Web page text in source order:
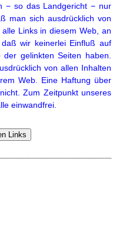
− so das Landgericht − nur
man sich ausdrücklich von
Links in diesem Web, an
wir keinerlei Einfluß auf
gelinkten Seiten haben.
von allen Inhalten
Web. Eine Haftung über
Zum Zeitpunkt unseres
einwandfrei.